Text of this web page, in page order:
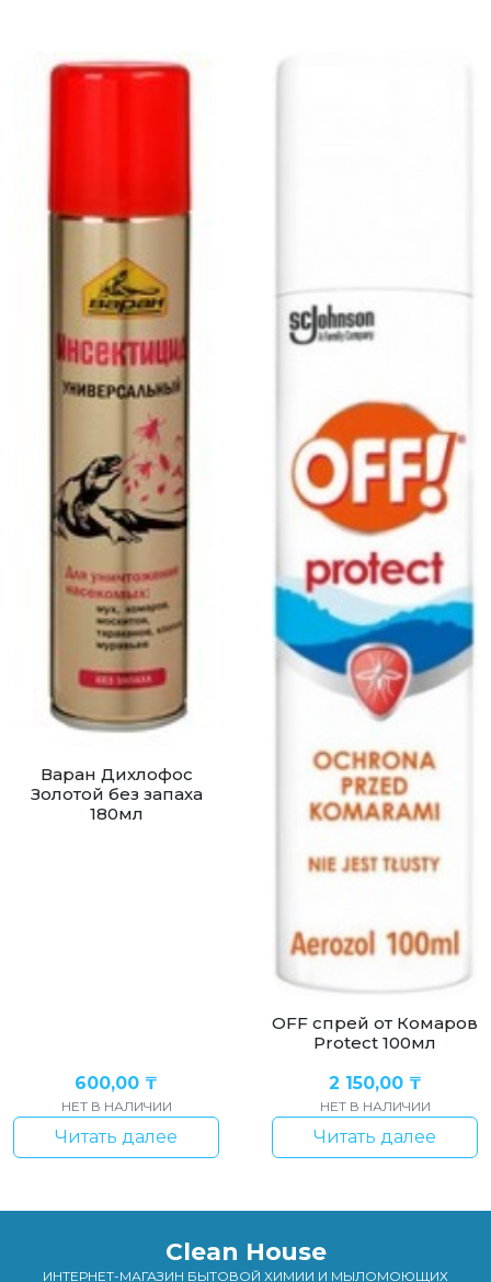
Варан Дихлофос
Золотой без запаха
180мл
600,00 ₸
НЕТ В НАЛИЧИИ
Читать далее
OFF спрей от Комаров
Protect 100мл
2 150,00 ₸
НЕТ В НАЛИЧИИ
Читать далее
Clean House
ИНТЕРНЕТ-МАГАЗИН БЫТОВОЙ ХИМИИ И МЫЛОМОЮЩИХ